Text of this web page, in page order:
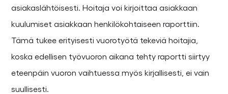
asiakaslähtöisesti. Hoitaja voi kirjoittaa asiakkaan
kuulumiset asiakkaan henkilökohtaiseen raporttiin.
Tämä tukee erityisesti vuorotyötä tekeviä hoitajia,
koska edellisen työvuoron aikana tehty raportti siirtyy
eteenpäin vuoron vaihtuessa myös kirjallisesti, ei vain
suullisesti.